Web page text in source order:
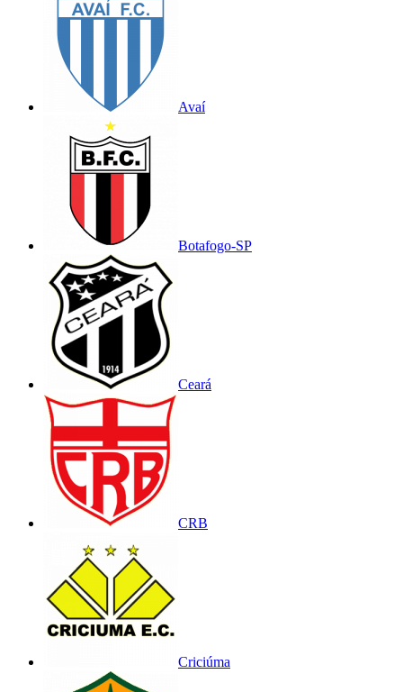
Avaí
Botafogo-SP
Ceará
CRB
Criciúma